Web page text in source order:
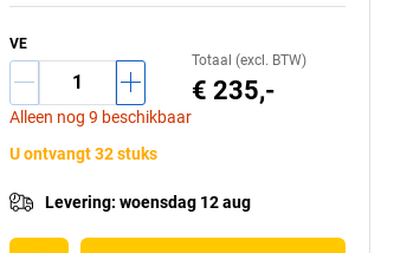
VE
Alleen nog 9 beschikbaar
Totaal (excl. BTW)
€ 235,-
U ontvangt 32 stuks
Levering: woensdag 12 aug